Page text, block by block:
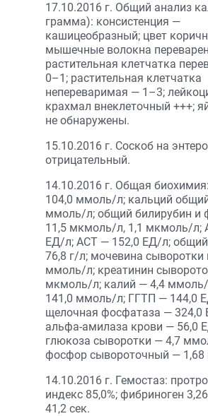
17.10.2016 г. Общий анализ
грамма): консистенция —
кашицеобразный; цвет
мышечные волокна
растительная клетчатка
0–1; растительная клетчатка
непереваримая — 1–3;
крахмал внеклеточный +++;
не обнаружены.
15.10.2016 г. Соскоб на
отрицательный.
14.10.2016 г. Общая
104,0 ммоль/л; кальций
ммоль/л; общий билирубин и
11,5 мкмоль/л, 1,1 мкмоль/л;
ЕД/л; АСТ — 152,0 ЕД/л;
76,8 г/л; мочевина сыворотки
ммоль/л; креатинин
мкмоль/л; калий — 4,4
141,0 ммоль/л; ГГТП — 144,0
щелочная фосфатаза — 324,0
альфа-амилаза крови — 56,0
глюкоза сыворотки — 4,7
фосфор сывороточный —
14.10.2016 г. Гемостаз:
индекс 85,0%; фибриноген
41,2 сек.